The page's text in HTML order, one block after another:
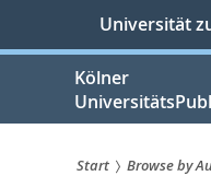
springen
Universität
Kölner
Start Browse by